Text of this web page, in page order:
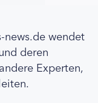
wendet
deren
Experten,